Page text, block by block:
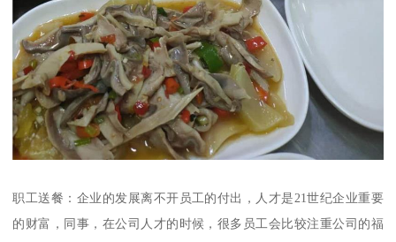
职工送餐：企业的发展离不开员工的付出，人才是21世纪企业重要
的财富，同事，在公司人才的时候，很多员工会比较注重公司的福